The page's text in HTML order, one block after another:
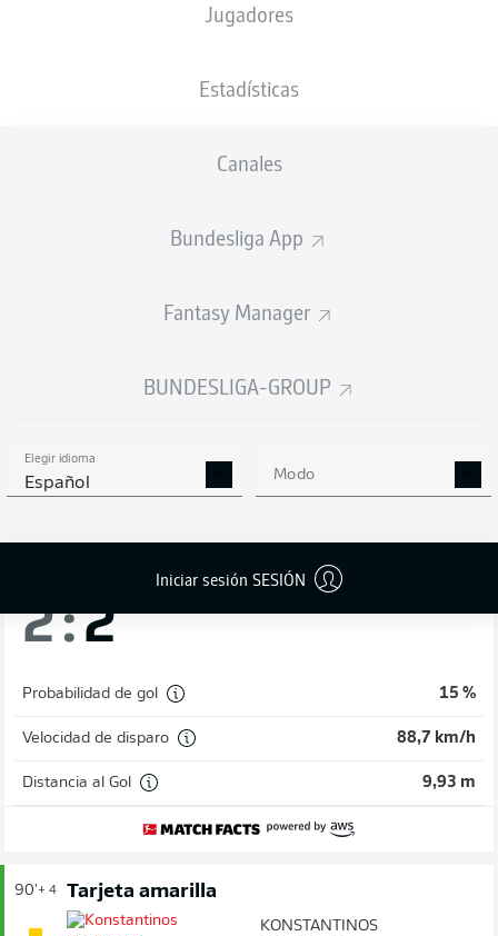
Jugadores
Estadísticas
Canales
Bundesliga App
Fantasy Manager
BUNDESLIGA-GROUP
Elegir idioma
Español Modo
Iniciar sesión SESIÓN
20'
Sven Jablonski
FINAL
90'
DENIZUNDAV
2:2
Probabilidad de gol 15 %
Velocidad de disparo 88,7 km/h
Distancia al Gol 9,93 m
90'+ 4 Tarjeta amarilla
KONSTANTINOS